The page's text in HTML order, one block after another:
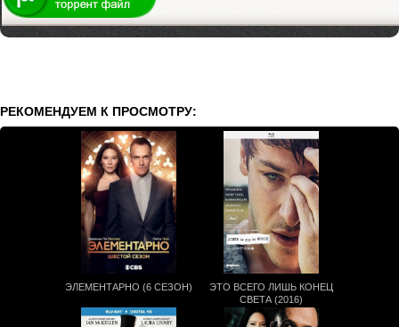
РЕКОМЕНДУЕМ К ПРОСМОТРУ:
ЭЛЕМЕНТАРНО (6 СЕЗОН)
ЭТО ВСЕГО ЛИШЬ КОНЕЦ
СВЕТА (2016)